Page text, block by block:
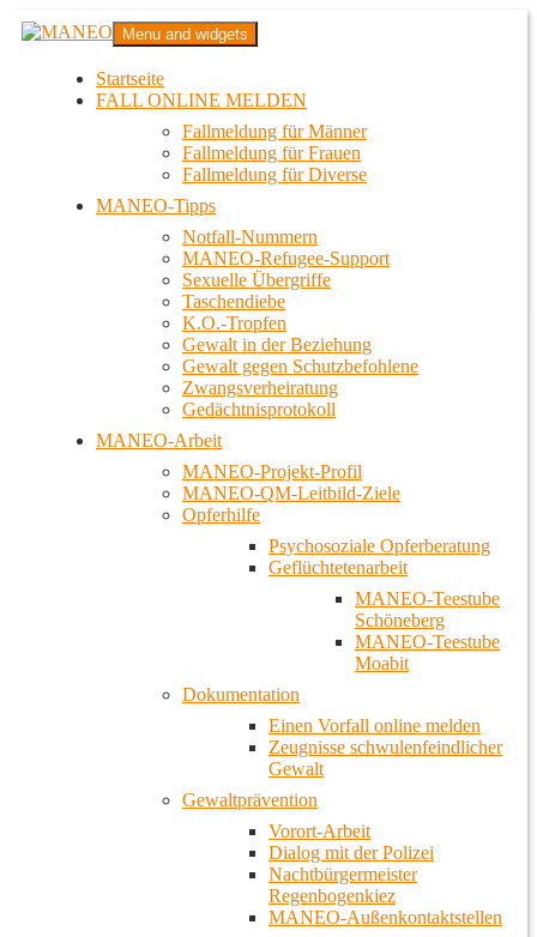
Zum
InhaltMANEO
Das schwule Anti-Gewalt-Projekt in Berlin
Menu and widgets
Startseite
FALL ONLINE MELDEN
Fallmeldung für Männer
Fallmeldung für Frauen
Fallmeldung für Diverse
MANEO-Tipps
Notfall-Nummern
MANEO-Refugee-Support
Sexuelle Übergriffe
Taschendiebe
K.O.-Tropfen
Gewalt in der Beziehung
Gewalt gegen Schutzbefohlene
Zwangsverheiratung
Gedächtnisprotokoll
MANEO-Arbeit
MANEO-Projekt-Profil
MANEO-QM-Leitbild-Ziele
Opferhilfe
Psychosoziale Opferberatung
Geflüchtetenarbeit
MANEO-Teestube
Schöneberg
MANEO-Teestube
Moabit
Dokumentation
Einen Vorfall online melden
Zeugnisse schwulenfeindlicher
Gewalt
Gewaltprävention
Vorort-Arbeit
Dialog mit der Polizei
Nachtbürgermeister
Regenbogenkiez
MANEO-Außenkontaktstellen